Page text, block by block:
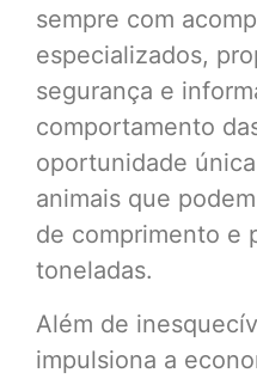
sempre com
especializados,
segurança e
comportamento
oportunidade
animais que
de comprimento e
toneladas.
Além de
impulsiona a